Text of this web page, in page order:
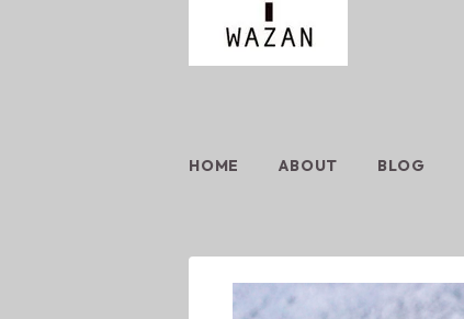
HOME ABOUT BLOG